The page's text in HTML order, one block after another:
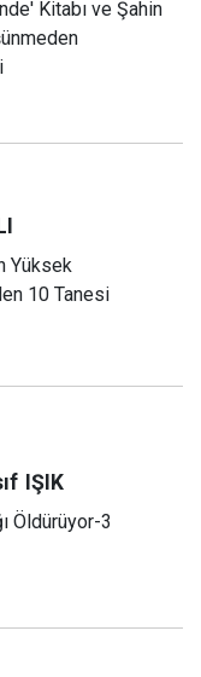
Kitabı ve Şahin
Yüksek
10 Tanesi
IŞIK
Öldürüyor-3